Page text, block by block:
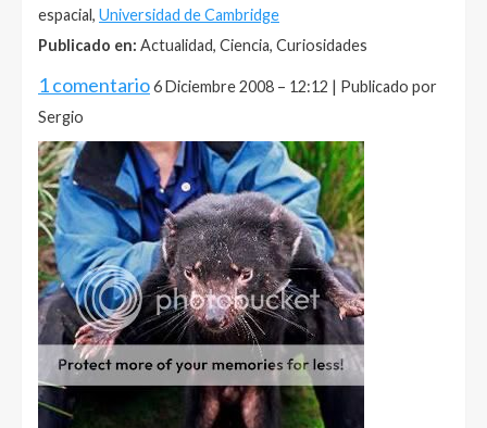
espacial, Universidad de Cambridge
Publicado en: Actualidad, Ciencia, Curiosidades
1 comentario6 Diciembre 2008 – 12:12 | Publicado por
Sergio